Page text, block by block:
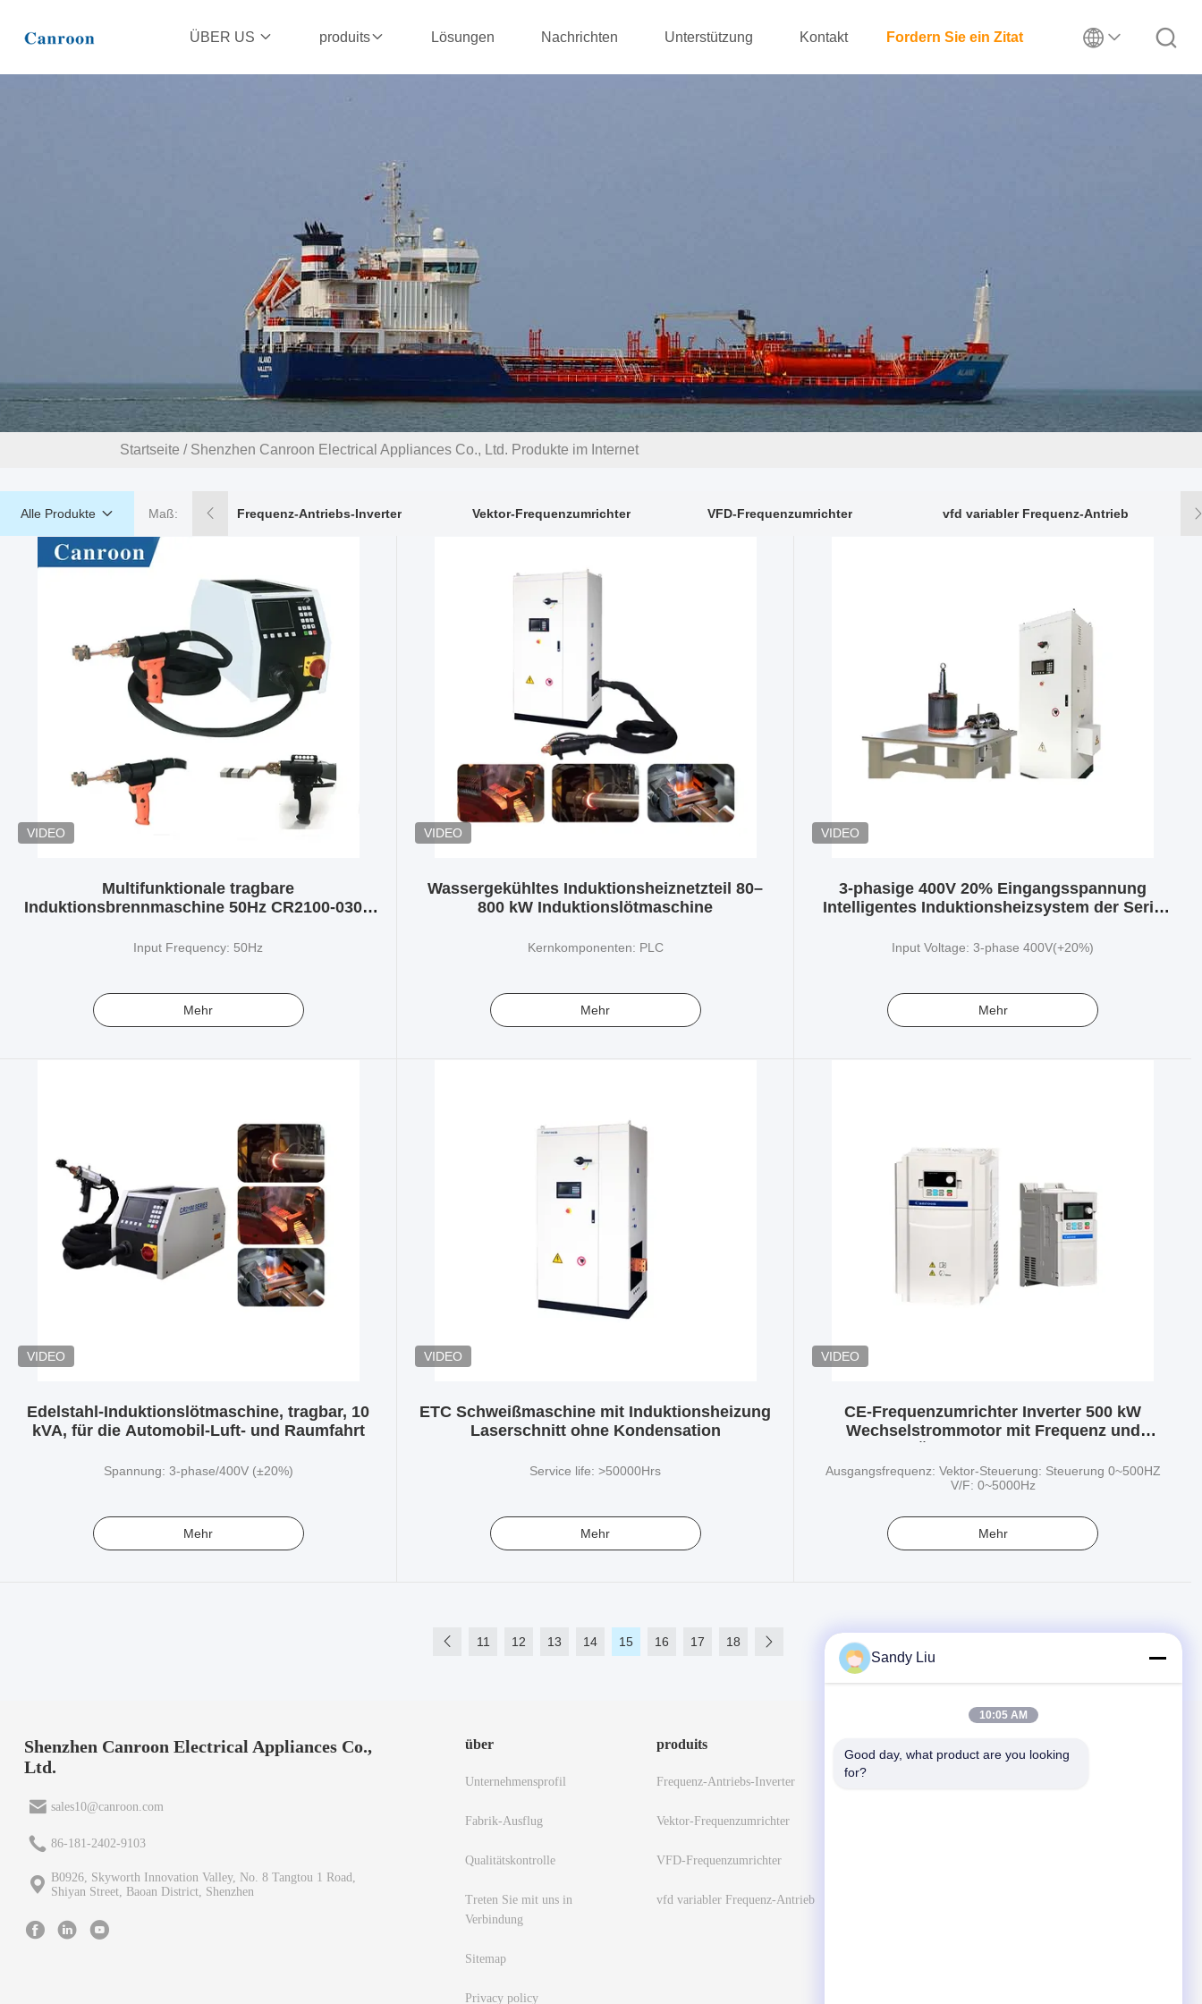
ÜBER US produits Lösungen Nachrichten Unterstützung Kontakt Fordern Sie ein Zitat
Startseite / Shenzhen Canroon Electrical Appliances Co., Ltd. Produkte im Internet
Alle Produkte Maß: Frequenz-Antriebs-Inverter Vektor-Frequenzumrichter VFD-Frequenzumrichter vfd variabler Frequenz-Antrieb
VIDEO
Multifunktionale tragbare
Induktionsbrennmaschine 50Hz CR2100-030E
Input Frequency: 50Hz
Mehr
VIDEO
Wassergekühltes Induktionsheiznetzteil 80–
800 kW Induktionslötmaschine
Kernkomponenten: PLC
Mehr
VIDEO
3-phasige 400V 20% Eingangsspannung
Intelligentes Induktionsheizsystem der Serie
Input Voltage: 3-phase 400V(+20%)
Mehr
VIDEO
Edelstahl-Induktionslötmaschine, tragbar, 10
kVA, für die Automobil-Luft- und Raumfahrt
Spannung: 3-phase/400V (±20%)
Mehr
VIDEO
ETC Schweißmaschine mit Induktionsheizung
Laserschnitt ohne Kondensation
Service life: >50000Hrs
Mehr
VIDEO
CE-Frequenzumrichter Inverter 500 kW
Wechselstrommotor mit Frequenz und
Ausgangsfrequenz: Vektor-Steuerung: Steuerung 0~500HZ
V/F: 0~5000Hz
Mehr
11 12 13 14 15 16 17 18
Shenzhen Canroon Electrical Appliances Co.,
Ltd.
sales10@canroon.com
86-181-2402-9103
B0926, Skyworth Innovation Valley, No. 8 Tangtou 1 Road,
Shiyan Street, Baoan District, Shenzhen
über
Unternehmensprofil
Fabrik-Ausflug
Qualitätskontrolle
Treten Sie mit uns in
Verbindung
Sitemap
Privacy policy
produits
Frequenz-Antriebs-Inverter
Vektor-Frequenzumrichter
VFD-Frequenzumrichter
vfd variabler Frequenz-Antrieb
Sandy Liu
10:05 AM
Good day, what product are you looking
for?